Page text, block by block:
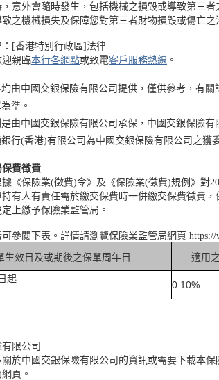
意外會隨時發生，包括機械之損毀或導致第三
之機械損失及保障您對第三者財物損毀或傷亡之
[香港特別行政區]法律
親臨本行各網點或致電客戶服務熱線 。
由中國交銀保險有限公司提供，僅供參考，有
準。
由中國交銀保險有限公司承保，中國交銀保險
行(香港)有限公司為中國交銀保險有限公司之獲
費徴費
《保險業(徵費)令》及《保險業(徵費)規例》對
有人有責任需於繳交保費時一併繳交保費徵費
上繳予保險業監管局。
參閱下表。詳情請瀏覽保險業監管局網頁 https://
生效日及或期後之保單周年日 適用
起
0.10%
限公司
於中國交銀保險有限公司的資訊或需要下載本
頁。